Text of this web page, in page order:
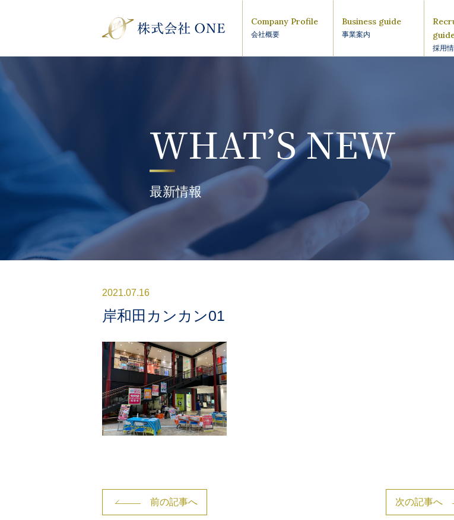
Company Profile
会社概要
Business guide
事業案内
採用
WHAT’S NEW
最新情報
2021.07.16
岸和田カンカン01
前の記事へ 次の記事へ